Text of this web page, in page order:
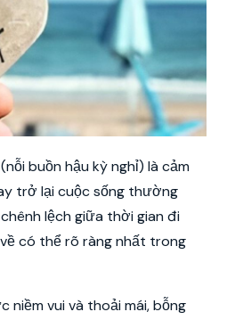
buồn hậu kỳ nghỉ) là cảm
trở lại cuộc sống thường
lệch giữa thời gian đi
có thể rõ ràng nhất trong
niềm vui và thoải mái, bỗng